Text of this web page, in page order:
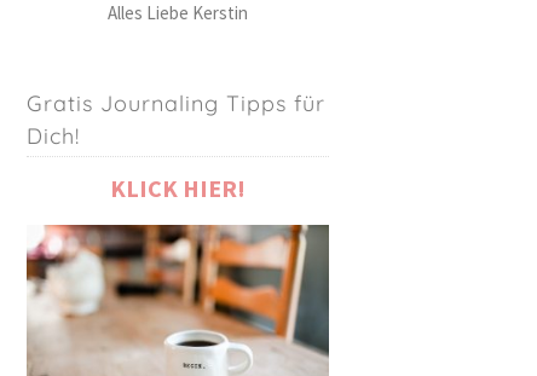
Alles Liebe Kerstin
Gratis Journaling Tipps für
Dich!
KLICK HIER!